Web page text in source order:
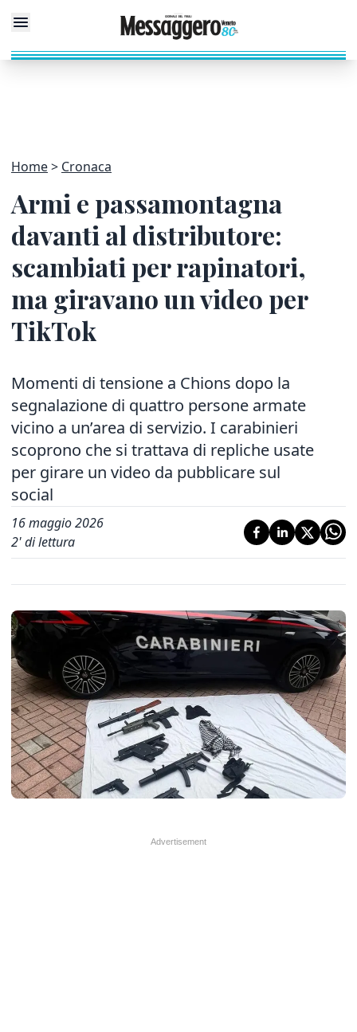
Home Cronaca
Armi e passamontagna
davanti al distributore:
scambiati per rapinatori,
ma giravano un video per
TikTok
Momenti di tensione a Chions dopo la
segnalazione di quattro persone armate
vicino a un’area di servizio. I carabinieri
scoprono che si trattava di repliche usate
per girare un video da pubblicare sul
social
16 maggio 2026
2' di lettura